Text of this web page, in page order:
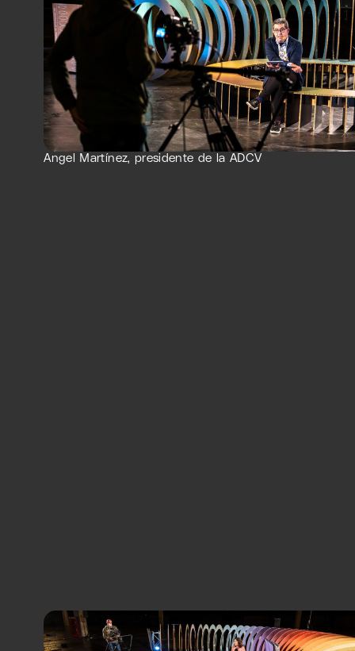
Angel Martínez, presidente de la ADCV